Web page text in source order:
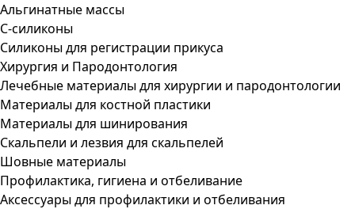
Альгинатные массы
С-силиконы
Силиконы для регистрации прикуса
Хирургия и Пародонтология
Лечебные материалы для хирургии и пародонтологии
Материалы для костной пластики
Материалы для шинирования
Скальпели и лезвия для скальпелей
Шовные материалы
Профилактика, гигиена и отбеливание
Аксессуары для профилактики и отбеливания